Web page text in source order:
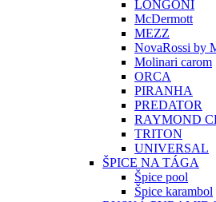
LONGONI
McDermott
MEZZ
NovaRossi by
Molinari carom
ORCA
PIRANHA
PREDATOR
RAYMOND
TRITON
UNIVERSAL
ŠPICE NA TÁGA
Špice pool
Špice karambol